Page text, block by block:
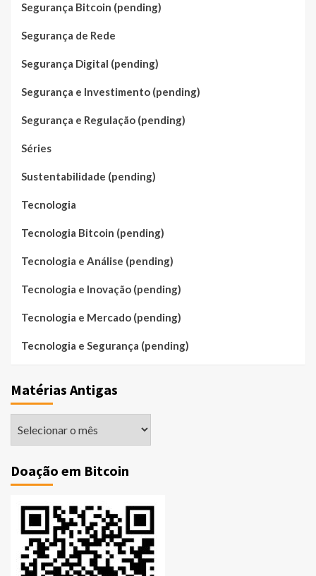
Segurança Bitcoin (pending)
Segurança de Rede
Segurança Digital (pending)
Segurança e Investimento (pending)
Segurança e Regulação (pending)
Séries
Sustentabilidade (pending)
Tecnologia
Tecnologia Bitcoin (pending)
Tecnologia e Análise (pending)
Tecnologia e Inovação (pending)
Tecnologia e Mercado (pending)
Tecnologia e Segurança (pending)
Matérias Antigas
Doação em Bitcoin